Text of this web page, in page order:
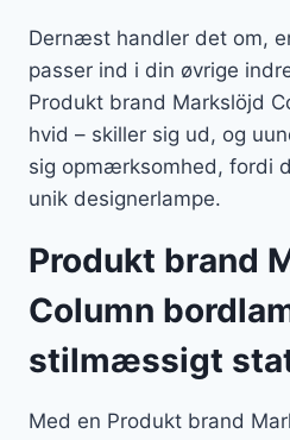
Dernæst handler det om,
passer ind i din øvrige
Produkt brand Markslöjd
hvid – skiller sig ud, og
sig opmærksomhed, fordi
unik designerlampe.
Produkt brand
Column
stilmæssigt
Med en Produkt brand